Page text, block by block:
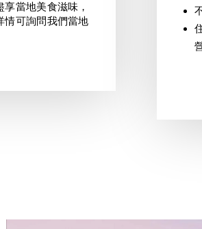
當地美食滋味，
情可詢問我們當地